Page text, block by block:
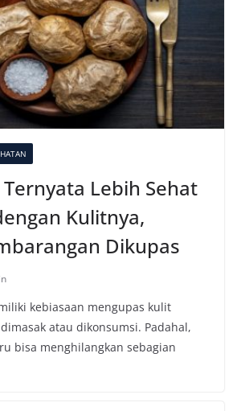
Lebih Sehat
Kulitnya,
Dikupas
kebiasaan mengupas kulit
atau dikonsumsi. Padahal,
bisa menghilangkan sebagian